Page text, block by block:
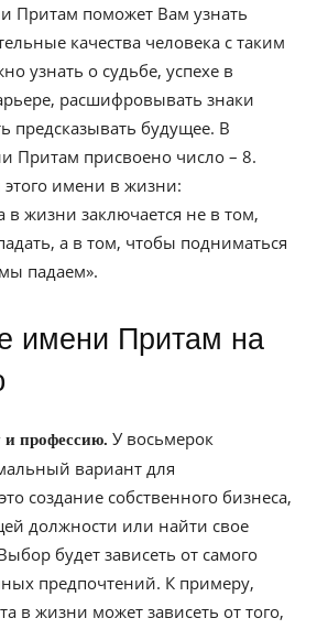
Притам поможет Вам узнать
качества человека с таким
узнать о судьбе, успехе в
расшифровывать знаки
предсказывать будущее. В
Притам присвоено число – 8.
имени в жизни:
в жизни заключается не в том,
а в том, чтобы подниматься
падаем».
и профессию. У восьмерок
вариант для
создание собственного бизнеса,
должности или найти свое
будет зависеть от самого
предпочтений. К примеру,
в жизни может зависеть от того,